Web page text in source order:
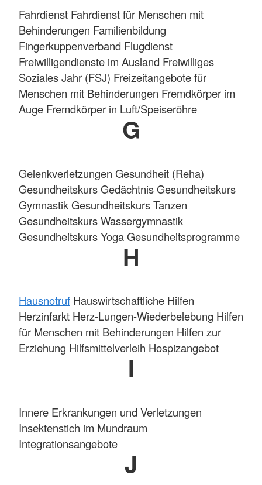
Fahrdienst Fahrdienst für Menschen mit
Behinderungen Familienbildung
Fingerkuppenverband Flugdienst
Freiwilligendienste im Ausland Freiwilliges
Soziales Jahr (FSJ) Freizeitangebote für
Menschen mit Behinderungen Fremdkörper im
Auge Fremdkörper in Luft/Speiseröhre
G
Gelenkverletzungen Gesundheit (Reha)
Gesundheitskurs Gedächtnis Gesundheitskurs
Gymnastik Gesundheitskurs Tanzen
Gesundheitskurs Wassergymnastik
Gesundheitskurs Yoga Gesundheitsprogramme
H
Hausnotruf Hauswirtschaftliche Hilfen
Herzinfarkt Herz-Lungen-Wiederbelebung Hilfen
für Menschen mit Behinderungen Hilfen zur
Erziehung Hilfsmittelverleih Hospizangebot
I
Innere Erkrankungen und Verletzungen
Insektenstich im Mundraum
Integrationsangebote
J